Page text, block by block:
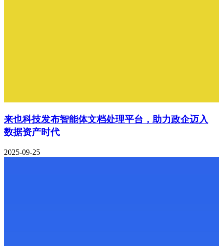
来也科技发布智能体文档处理平台，助力政企迈入
数据资产时代
2025-09-25